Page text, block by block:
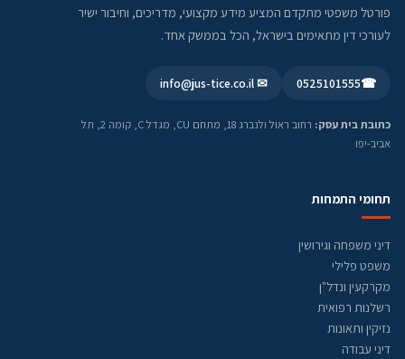
פורטל משפטי מתקדם המציע מידע מקצועי, מדריכים, וחיבור ישיר
לעורכי דין מתאימים בישראל, הכל בממשק אחד.
☎
0525101555
✉ info@jus-tice.co.il
כתובת בית עסק:
רחוב ראול ולנברג 18, מתחם CU, מגדל C, קומה 2, תל
אביב-יפו
תחומי התמחות
דיני משפחה וגירושין
משפט פלילי
מקרקעין ונדל"ן
רשלנות רפואית
נזיקין ותאונות
דיני עבודה